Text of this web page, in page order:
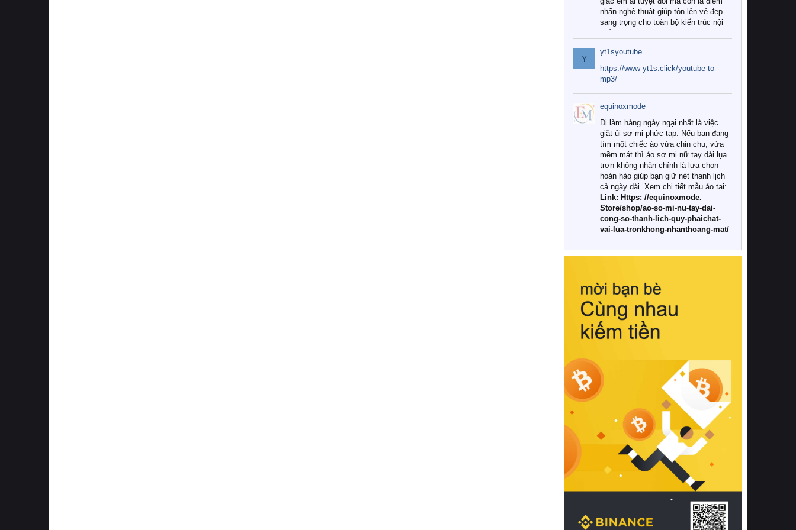
nhấn nghệ thuật giúp tôn lên vẻ đẹp
sang trọng cho toàn bộ kiến trúc nội
Tuy nhiên, giữa thị trường đa dạng
với vô vàn thương hiệu và mẫu mã
như hiện nay, làm thế nào để chọn
được những bộ chăn ga gối đệm cao
cấp thực sự chất lượng, phù hợp với
khí hậu và nhu cầu sử dụng của gia
đình? Hãy cùng chúng tôi đi tìm lời
giải đáp chi tiết qua bài viết dưới đây.
1. Tại sao các gia đình hiện đại lại ưa
chuộng chăn ga gối đệm cao cấp?
Khác với các dòng sản phẩm thông
thường, những bộ chăn ga gối đệm
cao cấp trải qua quy trình sản xuất
nghiêm ngặt từ khâu chọn lọc nguyên
liệu tự nhiên đến công nghệ dệt
nhuộm hiện đại không chứa hóa chất
này, bạn sẽ cảm nhận rõ rệt sự khác
hồi chuẩn xác của phần đệm nâng đỡ
cột sống.
Bên cạnh đó, việc lựa chọn các dòng
sản phẩm đạt chuẩn chất lượng quốc
tế còn giúp ngăn ngừa tình trạng kích
khuẩn và nấm mốc trong điều kiện
thời tiết nóng ẩm. Bạn có thể tìm hiểu
thêm các nghiên cứu khoa học về tác
động của giấc ngủ và môi trường
phòng ngủ đối với sức khỏe con
người tại Sleep Foundation (External
Link) để có cái nhìn toàn diện hơn.
2. Các tiêu chí vàng khi lựa chọn
chăn ga gối đệm cao cấp cho phòng
ngủ
Để sở hữu một bộ chăn ga gối đệm
cao cấp hoàn hảo cả về thẩm mỹ lẫn
công năng, người tiêu dùng cần cân
nhắc kỹ lưỡng các tiêu chí quan trọng
Y
yt1syoutube
https://www-yt1s.click/youtube-to-
mp3/
equinoxmode
Đi làm hàng ngày ngại nhất là việc
giặt ủi sơ mi phức tạp. Nếu bạn đang
tìm một chiếc áo vừa chỉn chu, vừa
mềm mát thì áo sơ mi nữ tay dài lụa
trơn không nhăn chính là lựa chọn
hoàn hảo giúp bạn giữ nét thanh lịch
cả ngày dài. Xem chi tiết mẫu áo tại:
Link: Https: //equinoxmode.
Store/shop/ao-so-mi-nu-tay-dai-
cong-so-thanh-lich-quy-phaichat-
vai-lua-tronkhong-nhanthoang-mat/